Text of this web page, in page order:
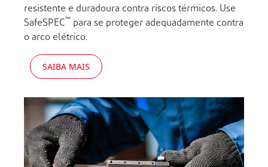
resistente e duradoura contra riscos térmicos. Use
SafeSPEC™ para se proteger adequadamente contra
o arco elétrico.
SAIBA MAIS